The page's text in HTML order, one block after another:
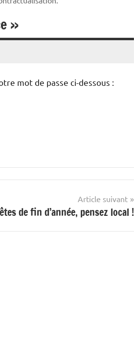
»
mot de passe ci-dessous :
Article suivant
de fin d’année, pensez local !